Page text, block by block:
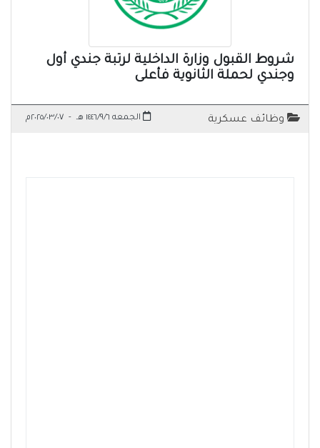
شروط القبول وزارة الداخلية لرتبة جندي أول
وجندي لحملة الثانوية فأعلى
وظائف عسكرية الجمعه ١٤٤٦/٩/٦ هـ - ٢٠٢٥/٠٣/٠٧م